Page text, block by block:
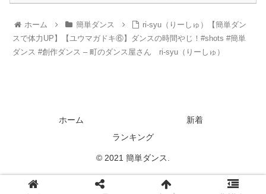
ホーム 簡単ダンス
ri-syu（りーしゅ）【簡単ダン
スで体力UP】【ユウマガドキ⑥】ダンスの時間やじ！#shots #簡単
ダンス #創作ダンス – 町のダンス屋さん ri-syu（りーしゅ）
ホーム
新着
ランキング
© 2021 簡単ダンス.